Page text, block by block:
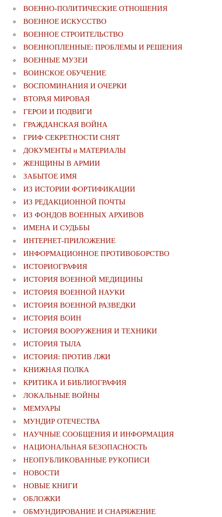
ВОЕННО-ПОЛИТИЧЕСКИE ОТНОШЕНИЯ
ВОЕННОЕ ИСКУССТВО
ВОЕННОЕ СТРОИТЕЛЬСТВО
ВОЕННОПЛЕННЫЕ: ПРОБЛЕМЫ И РЕШЕНИЯ
ВОЕННЫЕ МУЗЕИ
ВОИНСКОЕ ОБУЧЕНИЕ
ВОСПОМИНАНИЯ И ОЧЕРКИ
ВТОРАЯ МИРОВАЯ
ГЕРОИ И ПОДВИГИ
ГРАЖДАНСКАЯ ВОЙНА
ГРИФ СЕКРЕТНОСТИ СНЯТ
ДОКУМЕНТЫ и МАТЕРИАЛЫ
ЖЕНЩИНЫ В АРМИИ
ЗАБЫТОЕ ИМЯ
ИЗ ИСТОРИИ ФОРТИФИКАЦИИ
ИЗ РЕДАКЦИОННОЙ ПОЧТЫ
ИЗ ФОНДОВ ВОЕННЫХ АРХИВОВ
ИМЕНА И СУДЬБЫ
ИНТЕРНЕТ-ПРИЛОЖЕНИЕ
ИНФОРМАЦИОННОЕ ПРОТИВОБОРСТВО
ИСТОРИОГРАФИЯ
ИСТОРИЯ ВОЕННОЙ МЕДИЦИНЫ
ИСТОРИЯ ВОЕННОЙ НАУКИ
ИСТОРИЯ ВОЕННОЙ РАЗВЕДКИ
ИСТОРИЯ ВОИН
ИСТОРИЯ ВООРУЖЕНИЯ И ТЕХНИКИ
ИСТОРИЯ ТЫЛА
ИСТОРИЯ: ПРОТИВ ЛЖИ
КНИЖНАЯ ПОЛКА
КРИТИКА И БИБЛИОГРАФИЯ
ЛОКАЛЬНЫЕ ВОЙНЫ
МЕМУАРЫ
МУНДИР ОТЕЧЕСТВА
НАУЧНЫЕ СООБЩЕНИЯ И ИНФОРМАЦИЯ
НАЦИОНАЛЬНАЯ БЕЗОПАСНОСТЬ
НЕОПУБЛИКОВАННЫЕ РУКОПИСИ
НОВОСТИ
НОВЫЕ КНИГИ
ОБЛОЖКИ
ОБМУНДИРОВАНИЕ И СНАРЯЖЕНИЕ